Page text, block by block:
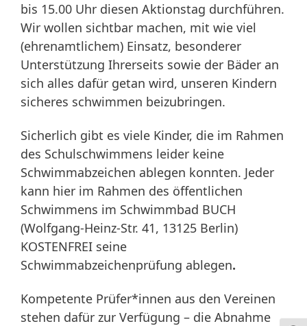
bis 15.00 Uhr diesen Aktionstag durchführen.
Wir wollen sichtbar machen, mit wie viel
(ehrenamtlichem) Einsatz, besonderer
Unterstützung Ihrerseits sowie der Bäder an
sich alles dafür getan wird, unseren Kindern
sicheres schwimmen beizubringen.
Sicherlich gibt es viele Kinder, die im Rahmen
des Schulschwimmens leider keine
Schwimmabzeichen ablegen konnten. Jeder
kann hier im Rahmen des öffentlichen
Schwimmens im Schwimmbad BUCH
(Wolfgang-Heinz-Str. 41, 13125 Berlin)
KOSTENFREI seine
Schwimmabzeichenprüfung ablegen.
Kompetente Prüfer*innen aus den Vereinen
stehen dafür zur Verfügung – die Abnahme